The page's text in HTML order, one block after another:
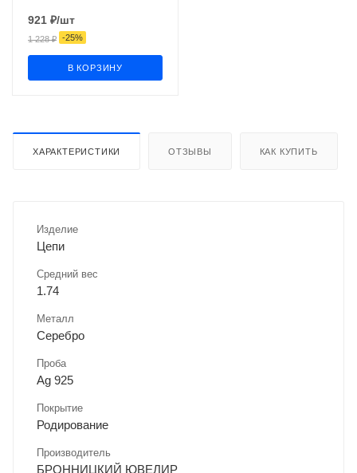
921 ₽/шт
1 228₽ -25%
В КОРЗИНУ
ХАРАКТЕРИСТИКИ ОТЗЫВЫ КАК КУПИТЬ
Изделие
Цепи
Средний вес
1.74
Металл
Серебро
Проба
Ag 925
Покрытие
Родирование
Производитель
БРОННИЦКИЙ ЮВЕЛИР